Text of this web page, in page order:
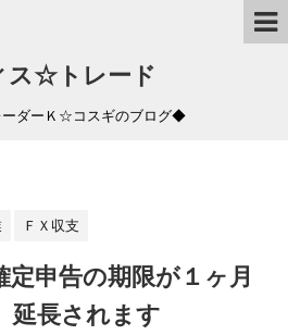
ス☆トレード
ダーＫ☆コスギのブログ◆
ＦＸ収支
定申告の期限が１ヶ月
延長されます